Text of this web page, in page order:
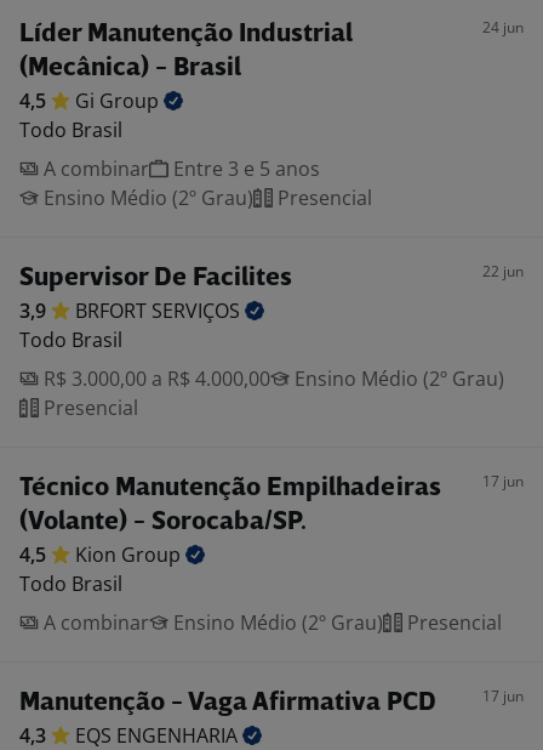
Líder Manutenção Industrial
(Mecânica) - Brasil
24 jun
4,5 Gi Group
Todo Brasil
A combinar
Entre 3 e 5 anos
Ensino Médio (2º Grau)
Presencial
Supervisor De Facilites 22 jun
3,9 BRFORT SERVIÇOS
Todo Brasil
R$ 3.000,00 a R$ 4.000,00
Ensino Médio (2º Grau)
Presencial
Técnico Manutenção Empilhadeiras
(Volante) - Sorocaba/SP.
17 jun
4,5 Kion Group
Todo Brasil
A combinar
Ensino Médio (2º Grau) Presencial
Manutenção - Vaga Afirmativa PCD 17 jun
4,3 EQS ENGENHARIA